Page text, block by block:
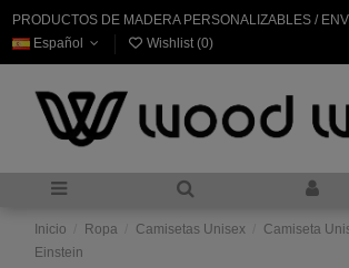
PRODUCTOS DE MADERA PERSONALIZABLES /
Español
Wishlist (0)
Inicio Ropa Camisetas Unisex
Camiseta
Einstein